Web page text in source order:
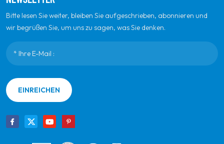
Bitte lesen Sie weiter, bleiben Sie aufgeschrieben, abonnieren und
wir begrüßen Sie, um uns zu sagen, was Sie denken.
EINREICHEN